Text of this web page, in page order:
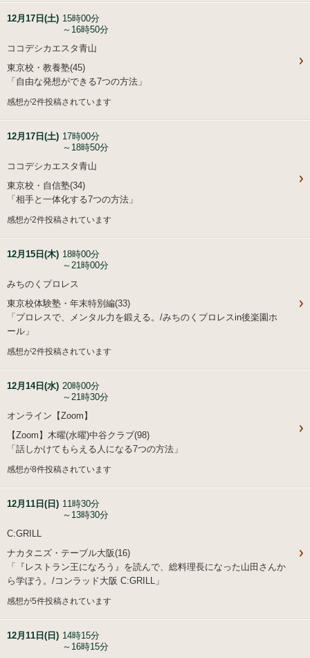
12月17日(土) 15時00分
～16時50分
ココデシカエスタ青山
東京校・教養塾(45)
「自由な発想ができる7つの方法」
感想が2件投稿されています
12月17日(土) 17時00分
～18時50分
ココデシカエスタ青山
東京校・自信塾(34)
「相手と一体化する7つの方法」
感想が2件投稿されています
12月15日(木) 18時00分
～21時00分
みちのくプロレス
東京校体験塾・年末特別編(33)
「プロレスで、メンタル力を鍛える。/みちのくプロレスin後楽園ホ
ール」
感想が2件投稿されています
12月14日(水) 20時00分
～21時30分
オンライン【Zoom】
【Zoom】木曜(水曜)中谷クラブ(98)
「話しかけてもらえる人になる7つの方法」
感想が8件投稿されています
12月11日(日) 11時30分
～13時30分
C:GRILL
ナカタニズ・テーブル大阪(16)
「『レストラン王になろう』を読んで、総料理長になった山田さんか
ら学ぼう。/コンラッド大阪 C:GRILL」
感想が5件投稿されています
12月11日(日) 14時15分
～16時15分